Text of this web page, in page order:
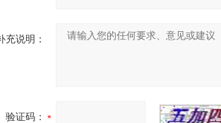
充说明：
验证码：